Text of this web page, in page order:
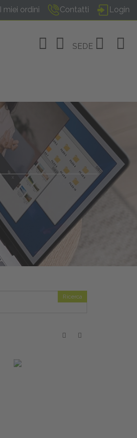
I miei ordini Contatti Login
SEDE
Ricerca